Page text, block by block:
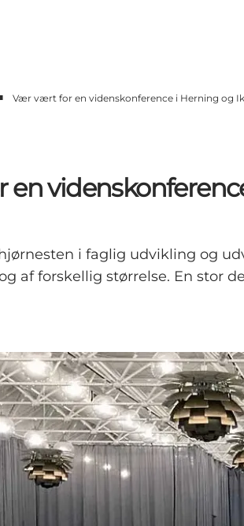
Vær vært for en videnskonference i Herning og
i faglig udvikling og
af forskellig størrelse. En stor